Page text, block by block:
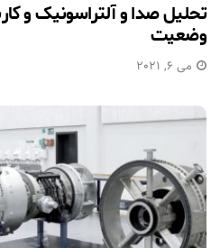
تحلیل صدا و آلتراسونیک و
وضعیت
می 6, 2021